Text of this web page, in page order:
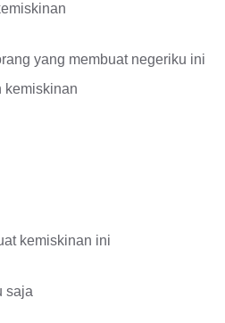
yang membuat negeriku ini
kemiskinan
kemiskinan ini
saja